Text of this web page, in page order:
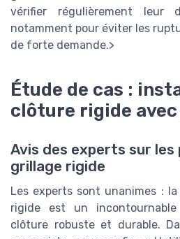
vérifier régulièrement leur
notamment pour éviter les
de forte demande.>
Étude de cas :
clôture rigide
Avis des experts sur
grillage rigide
Les experts sont unanimes :
rigide est un
clôture robuste et durable.